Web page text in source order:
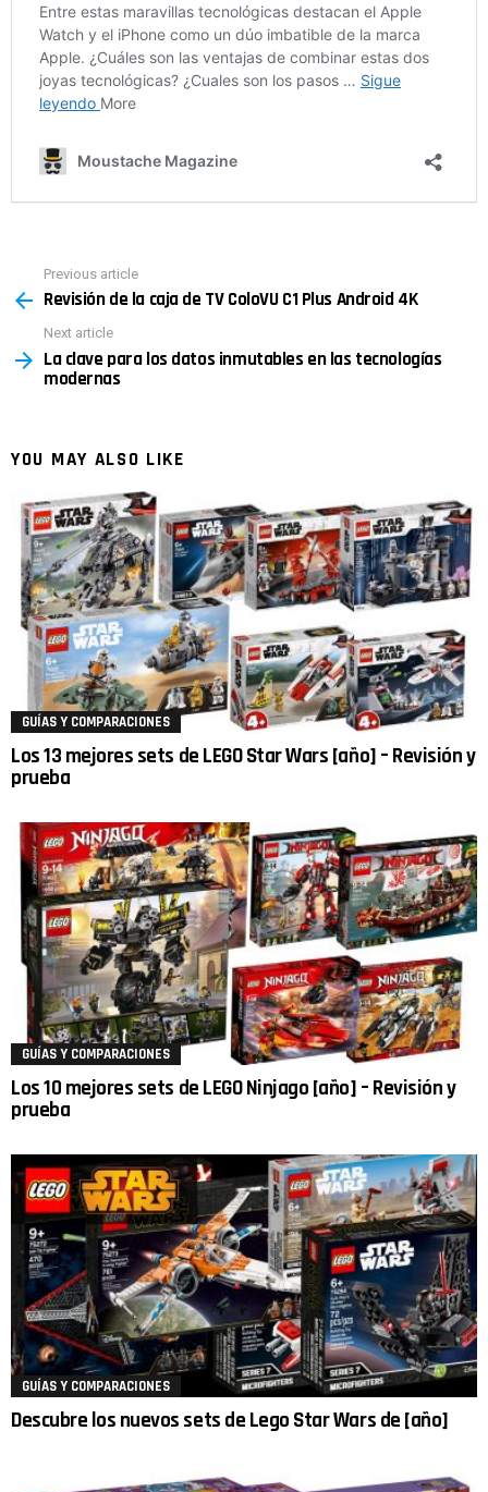
more
Previous article
Revisión de la caja de TV ColoVU C1 Plus Android 4K
Next article
La clave para los datos inmutables en las tecnologías
modernas
YOU MAY ALSO LIKE
GUÍAS Y COMPARACIONES
Los 13 mejores sets de LEGO Star Wars [año] – Revisión y
prueba
GUÍAS Y COMPARACIONES
Los 10 mejores sets de LEGO Ninjago [año] – Revisión y
prueba
GUÍAS Y COMPARACIONES
Descubre los nuevos sets de Lego Star Wars de [año]